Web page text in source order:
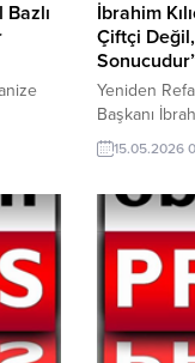
gün
İbrahim
Çiftçi
Yeniden
Başkanı
Günü
üreticilerin
tarım
İbrahim
Anadolu
çiftçilerin
büyük bir
olduğunu
15.05.2026